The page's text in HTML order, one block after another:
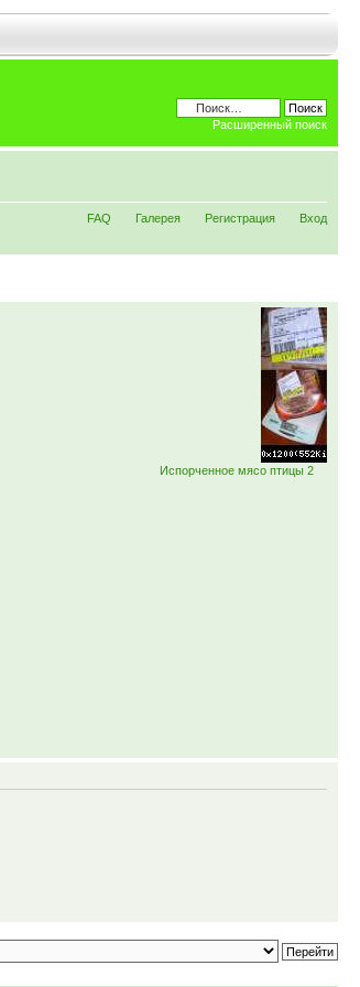
Расширенный поиск
FAQ Галерея Регистрация Вход
Испорченное мясо птицы 2